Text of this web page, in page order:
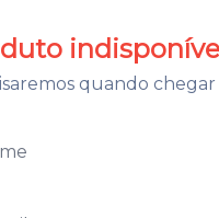
indisponível
quando chegar